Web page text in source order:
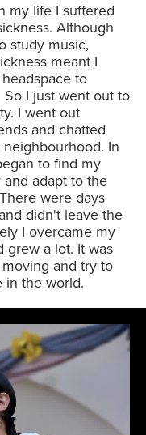
my life I suffered
Although
study music,
meant I
to
I just went out to
I went out
and chatted
In
to find my
adapt to the
were days
didn't leave the
I overcame my
grew a lot. It was
and try to
in the world.